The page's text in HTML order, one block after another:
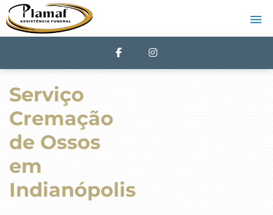
Serviço
Cremação
de Ossos
em
Indianópolis